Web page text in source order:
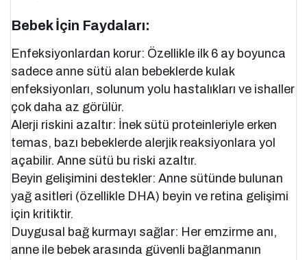
Bebek İçin Faydaları:
Enfeksiyonlardan korur: Özellikle ilk 6 ay boyunca
sadece anne sütü alan bebeklerde kulak
enfeksiyonları, solunum yolu hastalıkları ve ishaller
çok daha az görülür.
Alerji riskini azaltır: İnek sütü proteinleriyle erken
temas, bazı bebeklerde alerjik reaksiyonlara yol
açabilir. Anne sütü bu riski azaltır.
Beyin gelişimini destekler: Anne sütünde bulunan
yağ asitleri (özellikle DHA) beyin ve retina gelişimi
için kritiktir.
Duygusal bağ kurmayı sağlar: Her emzirme anı,
anne ile bebek arasında güvenli bağlanmanın